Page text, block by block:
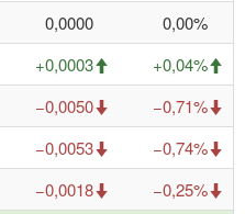
0,0000
0,00%
+0,0003
+0,04%
−0,0050
−0,71%
−0,0053
−0,74%
−0,0018
−0,25%